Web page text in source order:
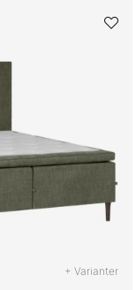
+ Varianter